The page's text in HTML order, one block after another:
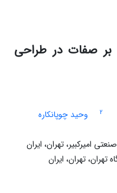
بر صفات در طراحی
2 وحید چوپانکاره
امیرکبیر، تهران، ایران
تهران، ایران